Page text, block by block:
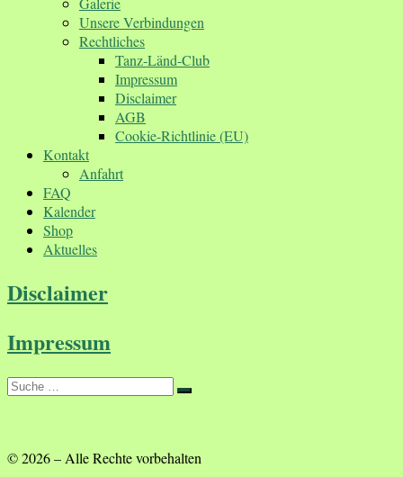
Unsere Verbindungen
Rechtliches
Tanz-Länd-Club
Impressum
Disclaimer
AGB
Cookie-Richtlinie (EU)
Kontakt
Anfahrt
FAQ
Kalender
Shop
Aktuelles
Disclaimer
Impressum
Suche
Suche
© 2026– Alle Rechte vorbehalten